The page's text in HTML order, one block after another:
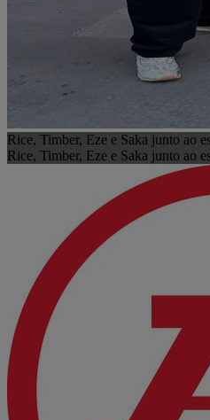
Rice, Timber, Eze e Saka junto ao
Rice, Timber, Eze e Saka junto ao